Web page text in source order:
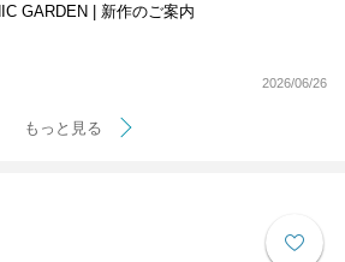
GARDEN | 新作のご案内
2026/06/26
もっと見る